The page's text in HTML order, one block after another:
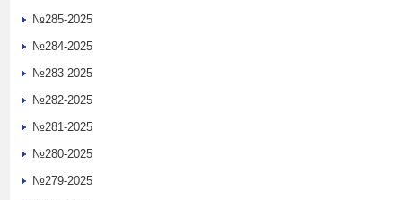
№285-2025
№284-2025
№283-2025
№282-2025
№281-2025
№280-2025
№279-2025